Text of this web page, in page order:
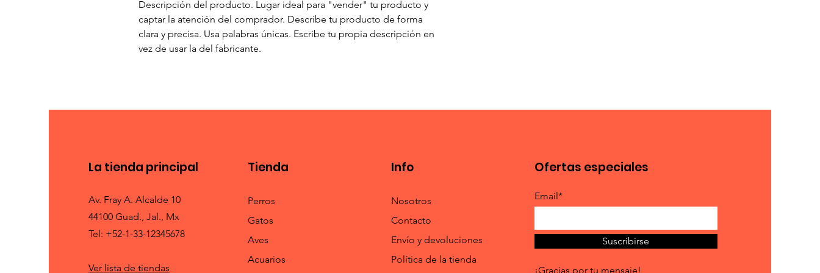
Descripción del producto. Lugar ideal para "vender" tu producto y
captar la atención del comprador. Describe tu producto de forma
clara y precisa. Usa palabras únicas. Escribe tu propia descripción en
vez de usar la del fabricante.
La tienda principal
Av. Fray A. Alcalde 10
44100 Guad., Jal., Mx
Tel: +52-1-33-12345678
Ver lista de tiendas
Tienda
Perros
Gatos
Aves
Acuarios
Info
Nosotros
Contacto
Envío y devoluciones
Política de la tienda
Ofertas especiales
Email*
Suscribirse
¡Gracias por tu mensaje!